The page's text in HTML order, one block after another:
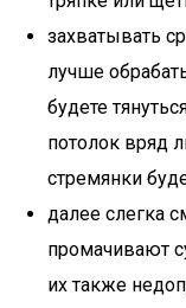
захватывать
лучше
будете
потолок вряд
стремянки
далее слегка
промачивают
их также